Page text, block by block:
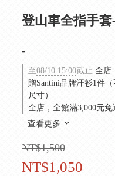
登山車全指手
-
至08/10 15:00截止 全店
贈Santini品牌汗衫1件
尺寸）
全店，全館滿3,000元免
查看更多
NT$1,500
NT$1,050